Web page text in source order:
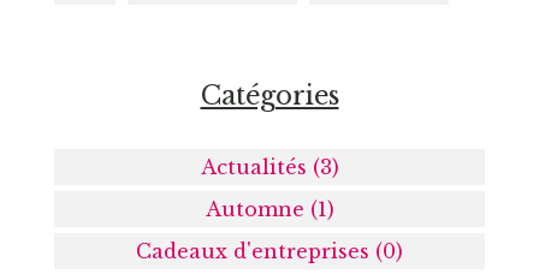
Catégories
Actualités (3)
Automne (1)
Cadeaux d'entreprises (0)